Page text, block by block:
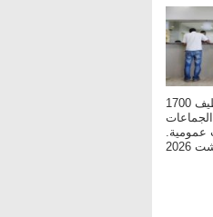
مباريات لتوظيف 1700
عمومية.